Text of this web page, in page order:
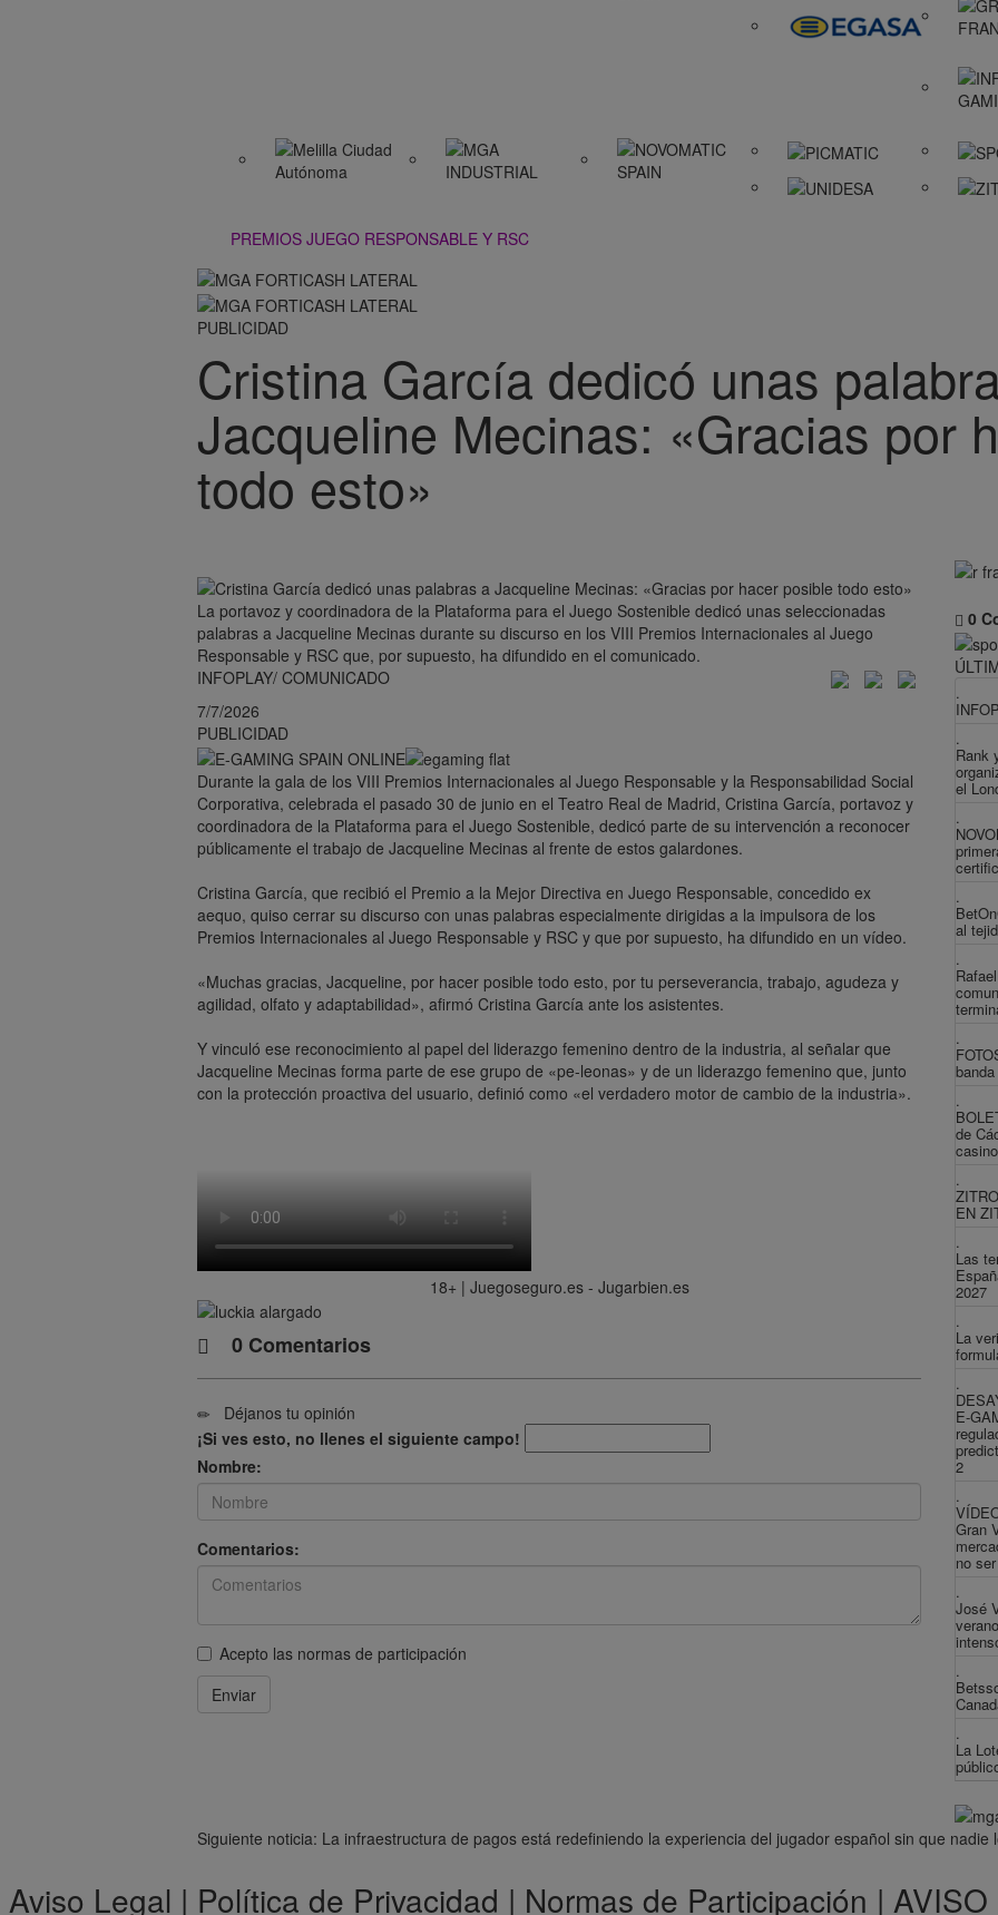
PREMIOS JUEGO RESPONSABLE Y RSC
PUBLICIDAD
Cristina García dedicó unas
Jacqueline Mecinas: «Gracias por
todo esto»
La portavoz y coordinadora de la Plataforma para el Juego Sostenible dedicó unas seleccionadas
palabras a Jacqueline Mecinas durante su discurso en los VIII Premios Internacionales al Juego
Responsable y RSC que, por supuesto, ha difundido en el comunicado.
INFOPLAY/ COMUNICADO
7/7/2026
PUBLICIDAD
Durante la gala de los VIII Premios Internacionales al Juego Responsable y la Responsabilidad Social
Corporativa, celebrada el pasado 30 de junio en el Teatro Real de Madrid, Cristina García, portavoz y
coordinadora de la Plataforma para el Juego Sostenible, dedicó parte de su intervención a reconocer
públicamente el trabajo de Jacqueline Mecinas al frente de estos galardones.
Cristina García, que recibió el Premio a la Mejor Directiva en Juego Responsable, concedido ex
aequo, quiso cerrar su discurso con unas palabras especialmente dirigidas a la impulsora de los
Premios Internacionales al Juego Responsable y RSC y que por supuesto, ha difundido en un vídeo.
«Muchas gracias, Jacqueline, por hacer posible todo esto, por tu perseverancia, trabajo, agudeza y
agilidad, olfato y adaptabilidad», afirmó Cristina García ante los asistentes.
Y vinculó ese reconocimiento al papel del liderazgo femenino dentro de la industria, al señalar que
Jacqueline Mecinas forma parte de ese grupo de «pe-leonas» y de un liderazgo femenino que, junto
con la protección proactiva del usuario, definió como «el verdadero motor de cambio de la industria».
18+ | Juegoseguro.es - Jugarbien.es
0 Comentarios
Déjanos tu opinión
¡Si ves esto, no llenes el siguiente campo!
Nombre:
Comentarios:
Acepto las normas de participación
Enviar
0
.
.
Rank
el
.
.
al
.
.
.
de
.
EN
.
Las
2027
.
La
.
E-
2
.
Gran
no
.
José
.
.
La
Siguiente noticia: La infraestructura de pagos está redefiniendo la experiencia del jugador español sin que nadie
Aviso Legal | Política de Privacidad | Normas de Participación |